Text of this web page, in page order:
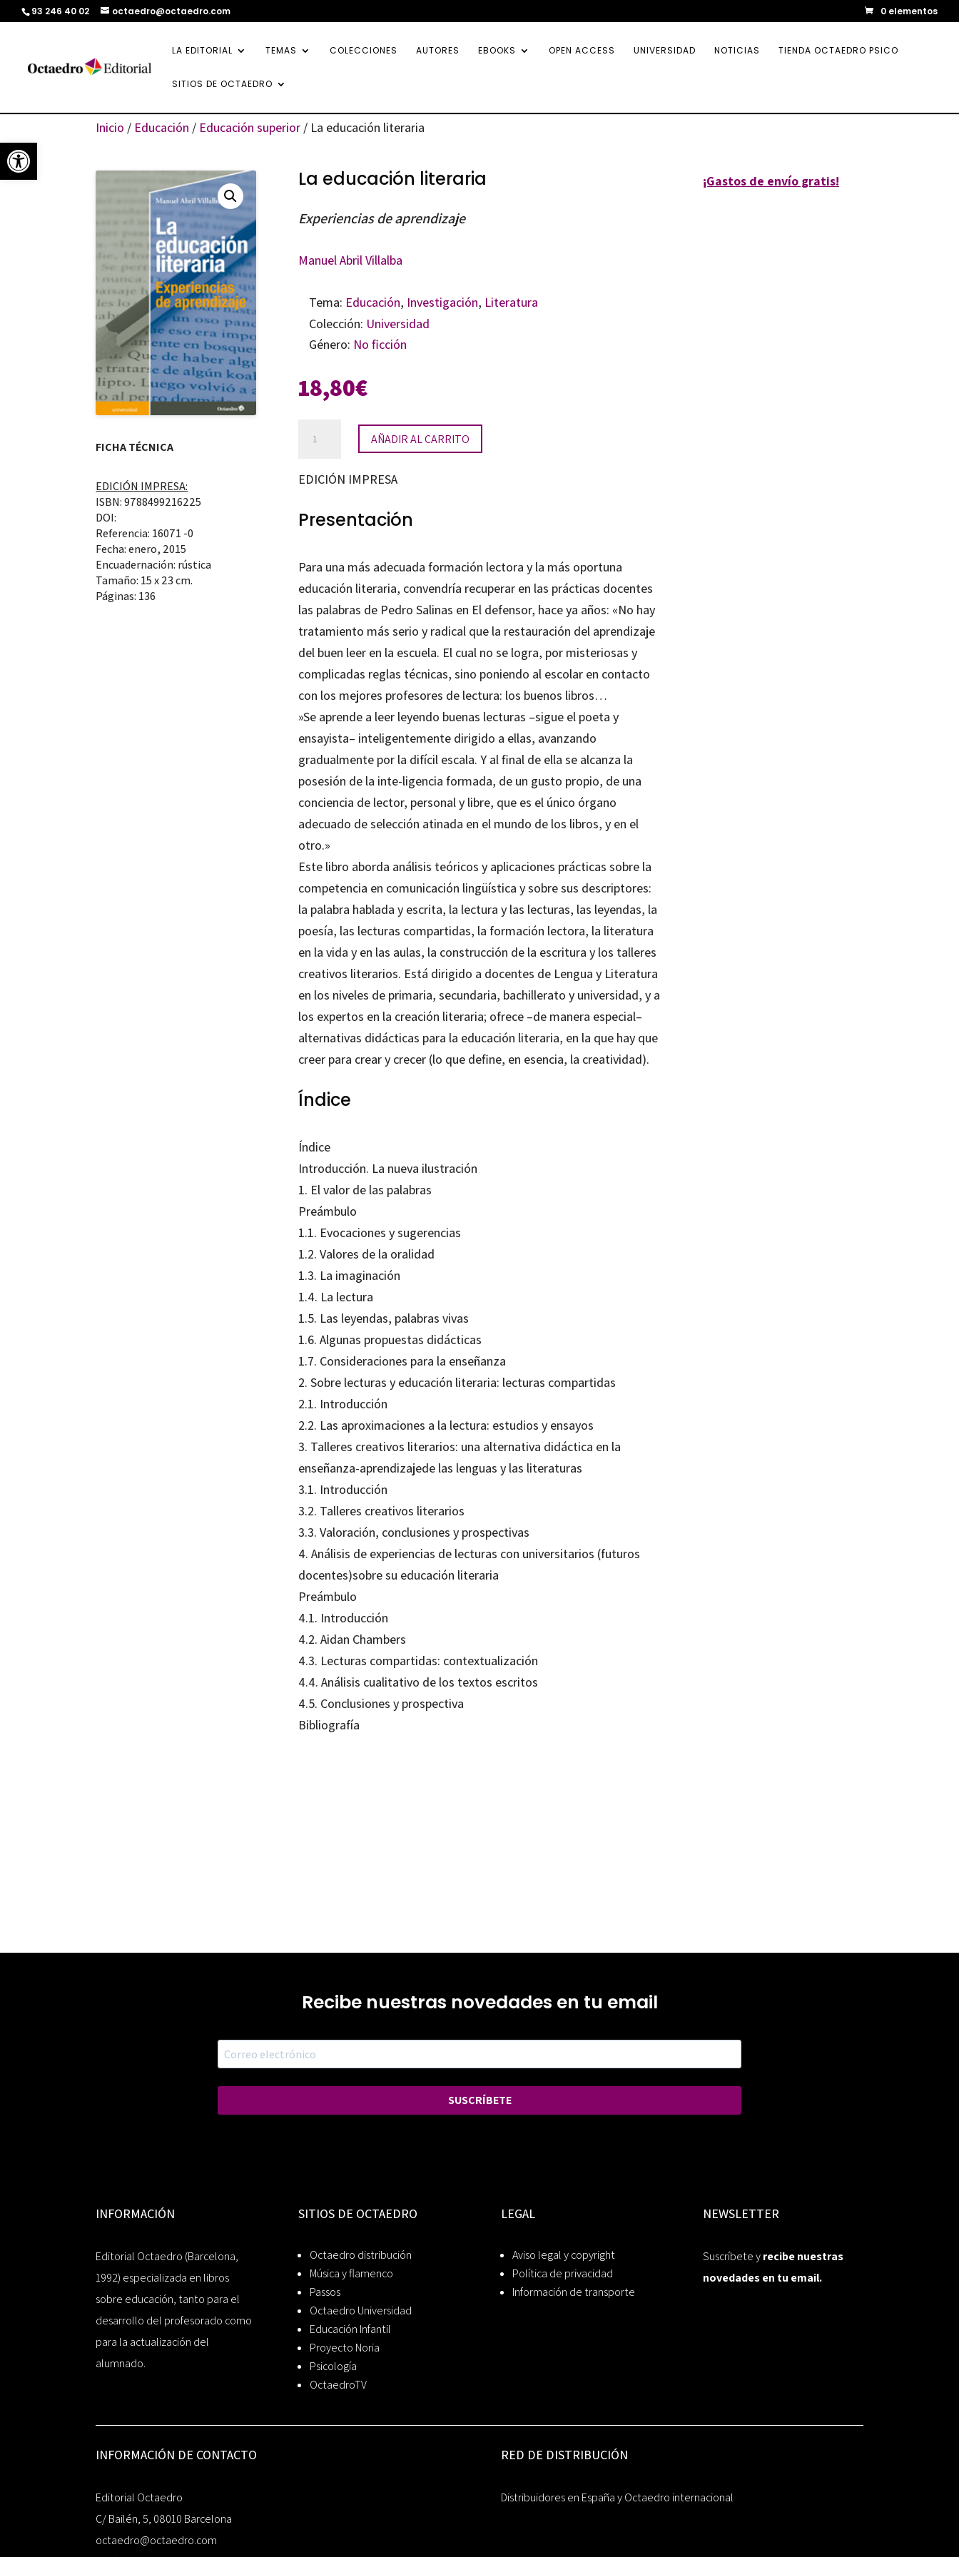
Abrir barra de herramientas
93 246 40 02 octaedro@octaedro.com 0 elementos
LA EDITORIAL TEMAS COLECCIONES AUTORES EBOOKS OPEN ACCESS UNIVERSIDAD NOTICIAS TIENDA OCTAEDRO PSICO
SITIOS DE OCTAEDRO
Inicio / Educación / Educación superior / La educación literaria
FICHA TÉCNICA
EDICIÓN IMPRESA:
ISBN: 9788499216225
DOI:
Referencia: 16071 -0
Fecha: enero, 2015
Encuadernación: rústica
Tamaño: 15 x 23 cm.
Páginas: 136
La educación literaria
Experiencias de aprendizaje
Manuel Abril Villalba
Tema: Educación, Investigación, Literatura
Colección: Universidad
Género: No ficción
18,80€
literaria
AÑADIR AL CARRITO
EDICIÓN IMPRESA
Presentación
Para una más adecuada formación lectora y la más oportuna
educación literaria, convendría recuperar en las prácticas docentes
las palabras de Pedro Salinas en El defensor, hace ya años: «No hay
tratamiento más serio y radical que la restauración del aprendizaje
del buen leer en la escuela. El cual no se logra, por misteriosas y
complicadas reglas técnicas, sino poniendo al escolar en contacto
con los mejores profesores de lectura: los buenos libros…
»Se aprende a leer leyendo buenas lecturas –sigue el poeta y
ensayista– inteligentemente dirigido a ellas, avanzando
gradualmente por la difícil escala. Y al final de ella se alcanza la
posesión de la inte-ligencia formada, de un gusto propio, de una
conciencia de lector, personal y libre, que es el único órgano
adecuado de selección atinada en el mundo de los libros, y en el
otro.»
Este libro aborda análisis teóricos y aplicaciones prácticas sobre la
competencia en comunicación lingüística y sobre sus descriptores:
la palabra hablada y escrita, la lectura y las lecturas, las leyendas, la
poesía, las lecturas compartidas, la formación lectora, la literatura
en la vida y en las aulas, la construcción de la escritura y los talleres
creativos literarios. Está dirigido a docentes de Lengua y Literatura
en los niveles de primaria, secundaria, bachillerato y universidad, y a
los expertos en la creación literaria; ofrece –de manera especial–
alternativas didácticas para la educación literaria, en la que hay que
creer para crear y crecer (lo que define, en esencia, la creatividad).
Índice
Índice
Introducción. La nueva ilustración
1. El valor de las palabras
Preámbulo
1.1. Evocaciones y sugerencias
1.2. Valores de la oralidad
1.3. La imaginación
1.4. La lectura
1.5. Las leyendas, palabras vivas
1.6. Algunas propuestas didácticas
1.7. Consideraciones para la enseñanza
2. Sobre lecturas y educación literaria: lecturas compartidas
2.1. Introducción
2.2. Las aproximaciones a la lectura: estudios y ensayos
3. Talleres creativos literarios: una alternativa didáctica en la
enseñanza-aprendizajede las lenguas y las literaturas
3.1. Introducción
3.2. Talleres creativos literarios
3.3. Valoración, conclusiones y prospectivas
4. Análisis de experiencias de lecturas con universitarios (futuros
docentes)sobre su educación literaria
Preámbulo
4.1. Introducción
4.2. Aidan Chambers
4.3. Lecturas compartidas: contextualización
4.4. Análisis cualitativo de los textos escritos
4.5. Conclusiones y prospectiva
Bibliografía
¡Gastos de envío gratis!
Recibe nuestras novedades en tu email
SUSCRÍBETE
INFORMACIÓN
Editorial Octaedro (Barcelona,
1992) especializada en libros
sobre educación, tanto para el
desarrollo del profesorado como
para la actualización del
alumnado.
SITIOS DE OCTAEDRO
Octaedro distribución
Música y flamenco
Passos
Octaedro Universidad
Educación Infantil
Proyecto Noria
Psicología
OctaedroTV
LEGAL
Aviso legal y copyright
Política de privacidad
Información de transporte
NEWSLETTER
Suscríbete yrecibe nuestras
novedades en tu email.
INFORMACIÓN DE CONTACTO
Editorial Octaedro
C/ Bailén, 5, 08010 Barcelona
octaedro@octaedro.com
RED DE DISTRIBUCIÓN
Distribuidores en España y Octaedro internacional